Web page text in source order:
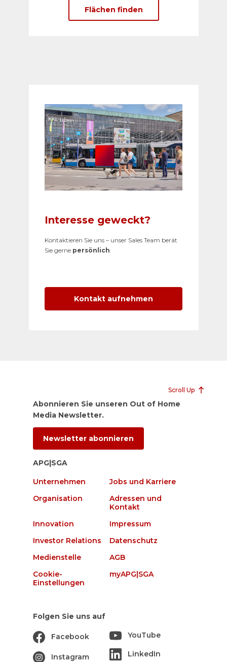
Flächen finden
Interesse geweckt?
Kontaktieren Sie uns – unser Sales Team berät
Sie gerne persönlich.
Kontakt aufnehmen
Scroll Up
Abonnieren Sie unseren Out of Home
Media Newsletter.
Newsletter abonnieren
APG|SGA
Unternehmen
Jobs und Karriere
Organisation
Adressen und
Kontakt
Innovation
Impressum
Investor Relations
Datenschutz
Medienstelle
AGB
Cookie-
Einstellungen
myAPG|SGA
Folgen Sie uns auf
Facebook
Instagram
YouTube
LinkedIn